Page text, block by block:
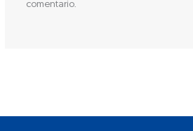
comentario.